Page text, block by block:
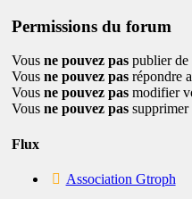
Permissions du forum
Vous ne pouvez pas publier de
Vous ne pouvez pas répondre
Vous ne pouvez pas modifier
Vous ne pouvez pas supprimer
Flux
Association Gtroph